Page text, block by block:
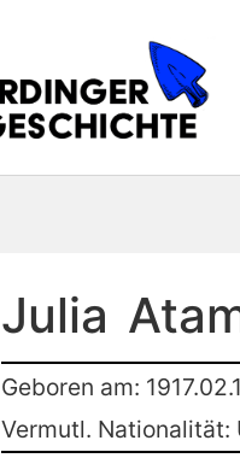
Julia
Geboren am:
Vermutl. Nationalität: